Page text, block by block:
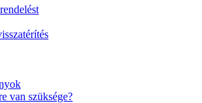
van szüksége?